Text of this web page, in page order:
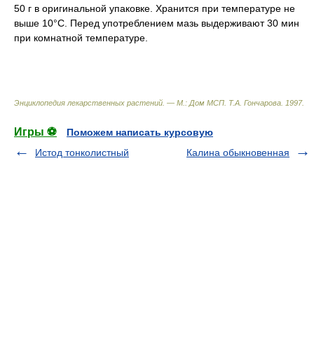
50 г в оригинальной упаковке. Хранится при температуре не
выше 10°С. Перед употреблением мазь выдерживают 30 мин
при комнатной температуре.
Энциклопедия лекарственных растений. — М.: Дом МСП Т.А. Гончарова 1997.
Игры ⚽
Поможем написать курсовую
Истод тонколистный
Калина обыкновенная